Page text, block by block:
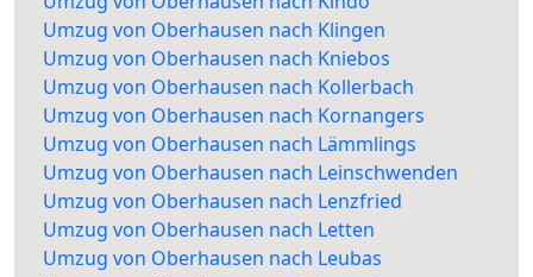
Umzug von Oberhausen nach Klingen
Umzug von Oberhausen nach Kniebos
Umzug von Oberhausen nach Kollerbach
Umzug von Oberhausen nach Kornangers
Umzug von Oberhausen nach Lämmlings
Umzug von Oberhausen nach Leinschwenden
Umzug von Oberhausen nach Lenzfried
Umzug von Oberhausen nach Letten
Umzug von Oberhausen nach Leubas